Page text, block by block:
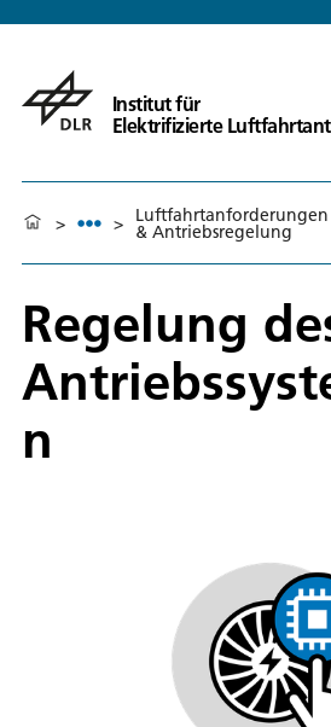
Institut für
Elektrifizierte
> > Luftfahrtanforderungen
& Antriebsregelung
Regelung
n